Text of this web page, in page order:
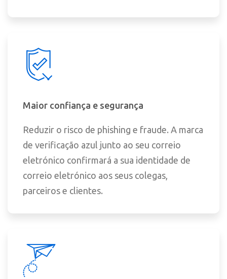
Maior confiança e segurança
Reduzir o risco de phishing e fraude. A marca
de verificação azul junto ao seu correio
eletrónico confirmará a sua identidade de
correio eletrónico aos seus colegas,
parceiros e clientes.